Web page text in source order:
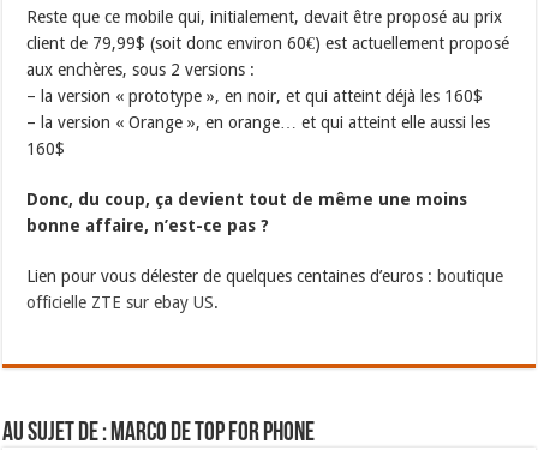
Reste que ce mobile qui, initialement, devait être proposé au prix
client de 79,99$ (soit donc environ 60€) est actuellement proposé
aux enchères, sous 2 versions :
– la version « prototype », en noir, et qui atteint déjà les 160$
– la version « Orange », en orange… et qui atteint elle aussi les
160$
Donc, du coup, ça devient tout de même une moins
bonne affaire, n’est-ce pas ?
Lien pour vous délester de quelques centaines d’euros : boutique
officielle ZTE sur ebay US.
Au sujet de : Marco de Top For Phone